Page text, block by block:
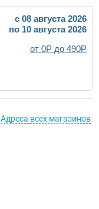
c 08 августа 2026
по 10 августа 2026
от 0Р до 490Р
Адреса всех магазинов